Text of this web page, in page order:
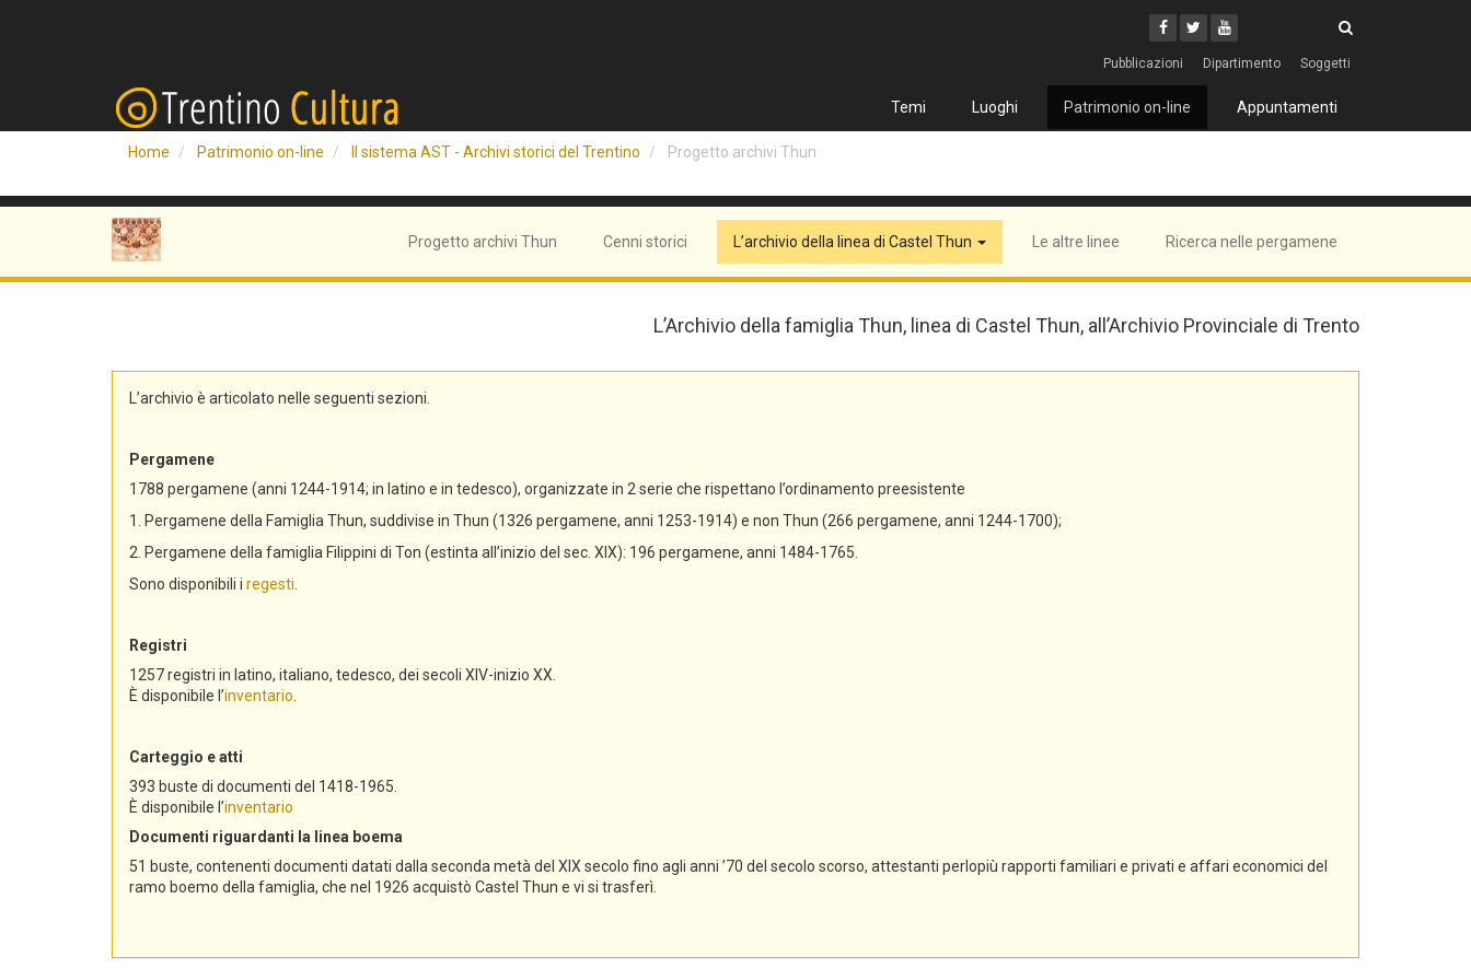
Facebook
Twitter
Youtube
Pubblicazioni Dipartimento Soggetti
Temi Luoghi Patrimonio on-line Appuntamenti
Home Patrimonio on-line Il sistema AST - Archivi storici del Trentino Progetto archivi Thun
Progetto archivi Thun Cenni storici L’archivio della linea di Castel Thun Le altre linee Ricerca nelle pergamene
L’Archivio della famiglia Thun, linea di Castel Thun, all’Archivio Provinciale di Trento
L’archivio è articolato nelle seguenti sezioni.
Pergamene
1788 pergamene (anni 1244-1914; in latino e in tedesco), organizzate in 2 serie che rispettano l’ordinamento preesistente
1. Pergamene della Famiglia Thun, suddivise in Thun (1326 pergamene, anni 1253-1914) e non Thun (266 pergamene, anni 1244-1700);
2. Pergamene della famiglia Filippini di Ton (estinta all’inizio del sec. XIX): 196 pergamene, anni 1484-1765.
Sono disponibili i regesti
Registri
1257 registri in latino, italiano, tedesco, dei secoli XIV-inizio XX.
È disponibile l’inventario
Carteggio e atti
393 buste di documenti del 1418-1965.
È disponibile l’inventario
Documenti riguardanti la linea boema
51 buste, contenenti documenti datati dalla seconda metà del XIX secolo fino agli anni ’70 del secolo scorso, attestanti perlopiù rapporti familiari e privati e affari economici del
ramo boemo della famiglia, che nel 1926 acquistò Castel Thun e vi si trasferì.